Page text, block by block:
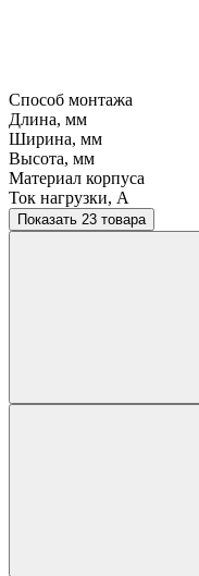
Способ монтажа
Длина, мм
Ширина, мм
Высота, мм
Материал корпуса
Ток нагрузки, A
Показать 23 товара